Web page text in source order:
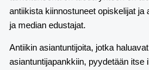
antiikista kiinnostuneet opiskelijat ja
ja median edustajat.
Antiikin asiantuntijoita, jotka
asiantuntijapankkiin, pyydetään itse